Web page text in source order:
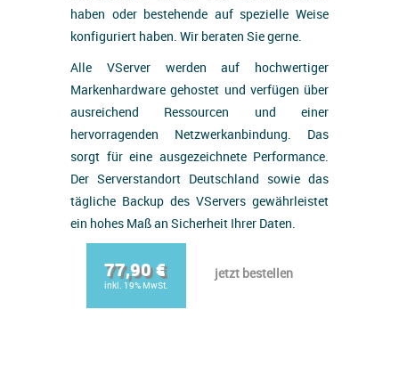
haben oder bestehende auf spezielle Weise
konfiguriert haben. Wir beraten Sie gerne.
Alle VServer werden auf hochwertiger
Markenhardware gehostet und verfügen über
ausreichend Ressourcen und einer
hervorragenden Netzwerkanbindung. Das
sorgt für eine ausgezeichnete Performance.
Der Serverstandort Deutschland sowie das
tägliche Backup des VServers gewährleistet
ein hohes Maß an Sicherheit Ihrer Daten.
77,90 €
inkl. 19% MwSt.
jetzt bestellen